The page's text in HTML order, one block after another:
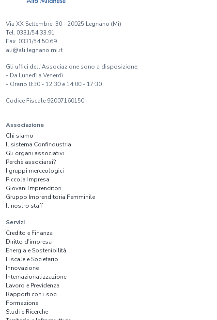
Via XX Settembre, 30 - 20025 Legnano (Mi)
Tel. 0331/54.33.91
Fax. 0331/54.50.69
ali@ali.legnano.mi.it
Gli uffici dell'Associazione sono a disposizione:
- Da Lunedì a Venerdì
- Orario 8:30 - 12:30 e 14:00 - 17:30
Codice Fiscale 92007160150
Associazione
Chi siamo
Il sistema Confindustria
Gli organi associativi
Perchè associarsi?
I gruppi merceologici
Piccola Impresa
Giovani Imprenditori
Gruppo Imprenditoria Femminile
Il nostro staff
Servizi
Credito e Finanza
Diritto d'impresa
Energia e Sostenibilità
Fiscale e Societario
Innovazione
Internazionalizzazione
Lavoro e Previdenza
Rapporti con i soci
Formazione
Studi e Ricerche